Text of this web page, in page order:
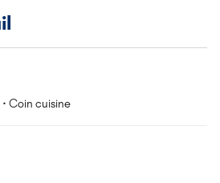
Coin cuisine